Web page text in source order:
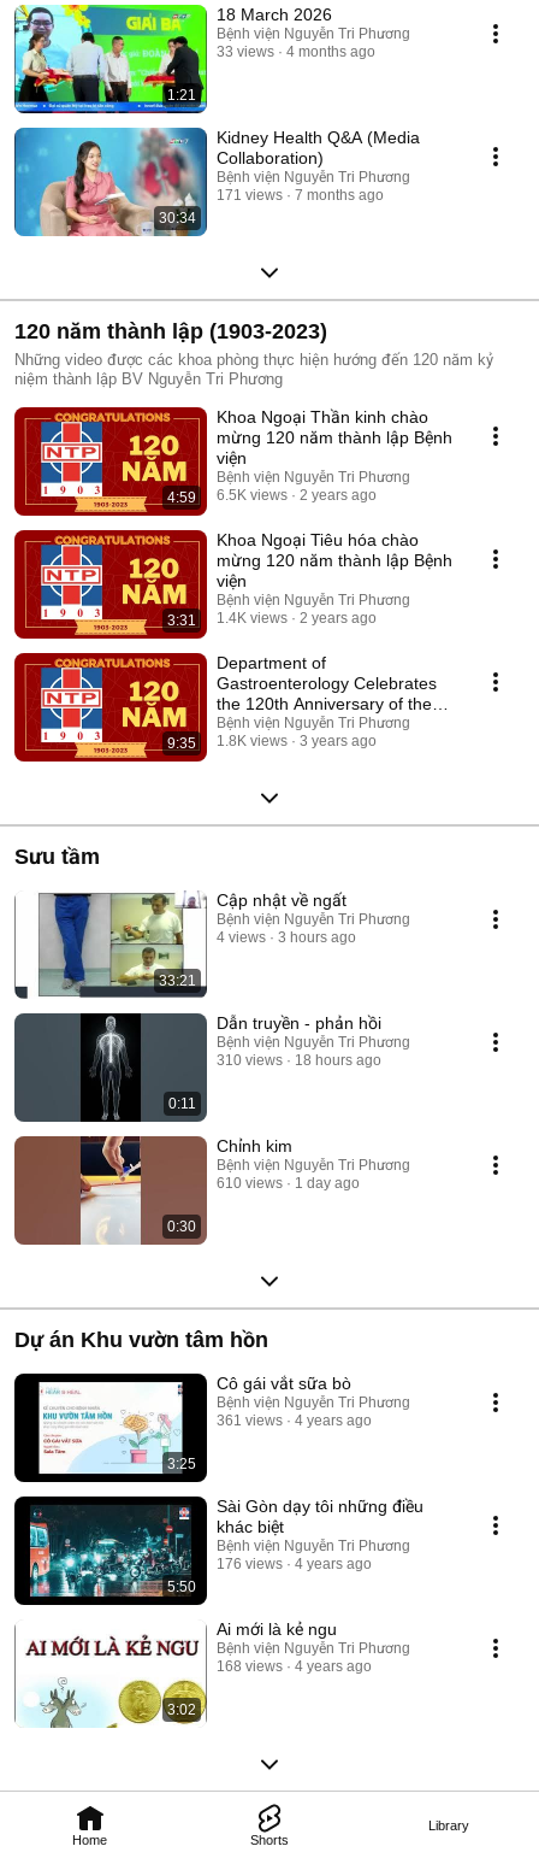
Home Shorts
Library
1:21
18 March 2026
Bệnh viện Nguyễn Tri Phương
33 views
4 months ago
30:34
Kidney Health Q&A (Media
Collaboration)
Bệnh viện Nguyễn Tri Phương
171 views
7 months ago
120 năm thành lập (1903-2023)
Những video được các khoa phòng thực hiện hướng đến 120 năm kỷ
niệm thành lập BV Nguyễn Tri Phương
4:59
Khoa Ngoại Thần kinh chào
mừng 120 năm thành lập Bệnh
viện
Bệnh viện Nguyễn Tri Phương
6.5K views
2 years ago
3:31
Khoa Ngoại Tiêu hóa chào
mừng 120 năm thành lập Bệnh
viện
Bệnh viện Nguyễn Tri Phương
1.4K views
2 years ago
9:35
Department of
Gastroenterology Celebrates
the 120th Anniversary of the
Hospital
Bệnh viện Nguyễn Tri Phương
1.8K views
3 years ago
Sưu tầm
33:21
Cập nhật về ngất
Bệnh viện Nguyễn Tri Phương
4 views
3 hours ago
0:11
Dẫn truyền - phản hồi
Bệnh viện Nguyễn Tri Phương
310 views
18 hours ago
0:30
Chỉnh kim
Bệnh viện Nguyễn Tri Phương
610 views
1 day ago
Dự án Khu vườn tâm hồn
3:25
Cô gái vắt sữa bò
Bệnh viện Nguyễn Tri Phương
361 views
4 years ago
5:50
Sài Gòn dạy tôi những điều
khác biệt
Bệnh viện Nguyễn Tri Phương
176 views
4 years ago
3:02
Ai mới là kẻ ngu
Bệnh viện Nguyễn Tri Phương
168 views
4 years ago